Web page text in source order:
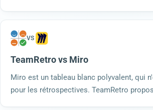
des outils d'analyse intégrés. Essayez-le
VS
TeamRetro vs Miro
Miro est un tableau blanc polyvalent, qui
pour les rétrospectives. TeamRetro